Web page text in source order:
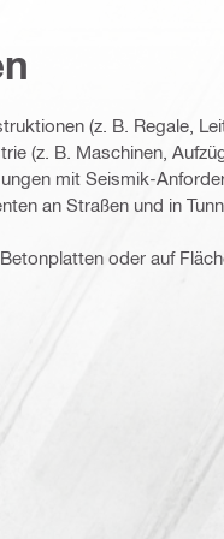
(z. B. Regale,
(z. B. Maschinen,
mit Seismik-
an Straßen und in
oder auf